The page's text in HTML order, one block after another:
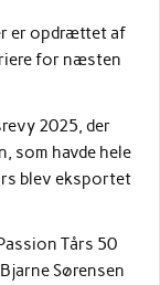
er opdrættet af
for næsten
2025, der
som havde hele
blev eksportet
Tårs 50
Sørensen